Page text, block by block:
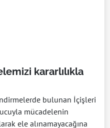
kararlılıkla
bulunan İçişleri
mücadelenin
ele alınamayacağına